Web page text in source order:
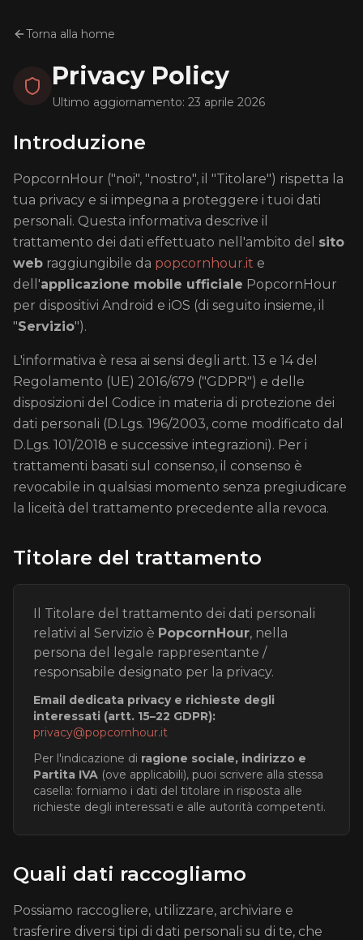
Torna alla home
Privacy Policy
Ultimo aggiornamento: 23 aprile 2026
Introduzione
PopcornHour ("noi", "nostro", il "Titolare") rispetta la
tua privacy e si impegna a proteggere i tuoi dati
personali. Questa informativa descrive il
trattamento dei dati effettuato nell'ambito del sito
web raggiungibile da popcornhour.it e
dell'applicazione mobile ufficiale PopcornHour
per dispositivi Android e iOS (di seguito insieme, il
"Servizio").
L'informativa è resa ai sensi degli artt. 13 e 14 del
Regolamento (UE) 2016/679 ("GDPR") e delle
disposizioni del Codice in materia di protezione dei
dati personali (D.Lgs. 196/2003, come modificato dal
D.Lgs. 101/2018 e successive integrazioni). Per i
trattamenti basati sul consenso, il consenso è
revocabile in qualsiasi momento senza pregiudicare
la liceità del trattamento precedente alla revoca.
Titolare del trattamento
Il Titolare del trattamento dei dati personali
relativi al Servizio è PopcornHour, nella
persona del legale rappresentante /
responsabile designato per la privacy.
Email dedicata privacy e richieste degli
interessati (artt. 15–22 GDPR):
privacy@popcornhour.it
Per l'indicazione di ragione sociale, indirizzo e
Partita IVA (ove applicabili), puoi scrivere alla stessa
casella: forniamo i dati del titolare in risposta alle
richieste degli interessati e alle autorità competenti.
Quali dati raccogliamo
Possiamo raccogliere, utilizzare, archiviare e
trasferire diversi tipi di dati personali su di te, che